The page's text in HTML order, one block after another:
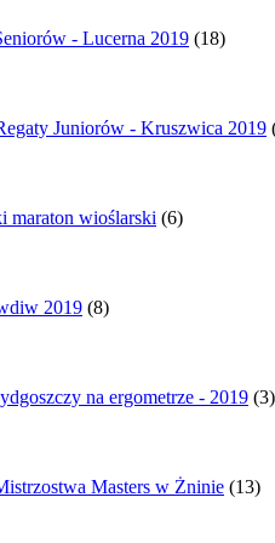
- Lucerna 2019 (18)
Juniorów - Kruszwica 2019
maraton wioślarski (6)
2019 (8)
na ergometrze - 2019 (3)
Masters w Żninie (13)